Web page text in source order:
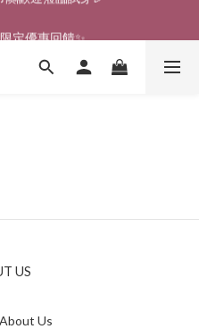
定優惠回饋✨
🤗歡迎蒞臨試穿🎉
US
Us